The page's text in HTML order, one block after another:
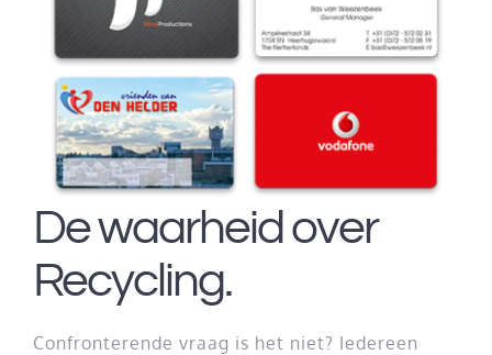
De waarheid over
Recycling.
Confronterende vraag is het niet? Iedereen